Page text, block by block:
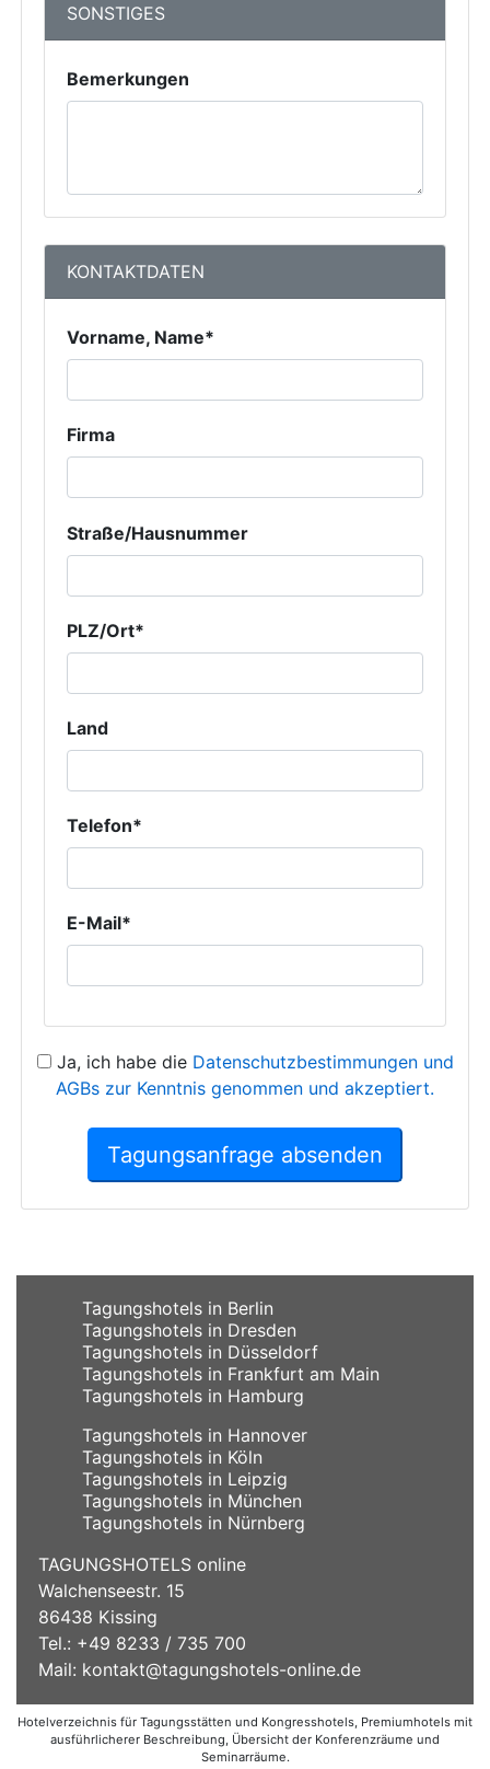
SONSTIGES
Bemerkungen
KONTAKTDATEN
Vorname, Name*
Firma
Straße/Hausnummer
PLZ/Ort*
Land
Telefon*
E-Mail*
Ja, ich habe die Datenschutzbestimmungen und
AGBs zur Kenntnis genommen und akzeptiert.
Tagungsanfrage absenden
Tagungshotels in Berlin
Tagungshotels in Dresden
Tagungshotels in Düsseldorf
Tagungshotels in Frankfurt am Main
Tagungshotels in Hamburg
Tagungshotels in Hannover
Tagungshotels in Köln
Tagungshotels in Leipzig
Tagungshotels in München
Tagungshotels in Nürnberg
TAGUNGSHOTELS online
Walchenseestr. 15
86438 Kissing
Tel.: +49 8233 / 735 700
Mail: kontakt@tagungshotels-online.de
Hotelverzeichnis für Tagungsstätten und Kongresshotels, Premiumhotels mit
ausführlicherer Beschreibung, Übersicht der Konferenzräume und
Seminarräume.